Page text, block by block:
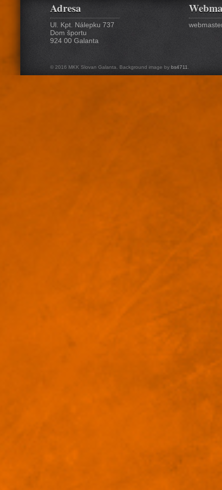
Adresa
Ul. Kpt. Nálepku 737
Dom športu
924 00 Galanta
© 2016 MKK Slovan Galanta. Background image by bs4711